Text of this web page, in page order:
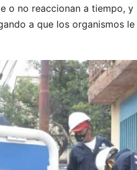
o no reaccionan a tiempo,
a que los organismos le